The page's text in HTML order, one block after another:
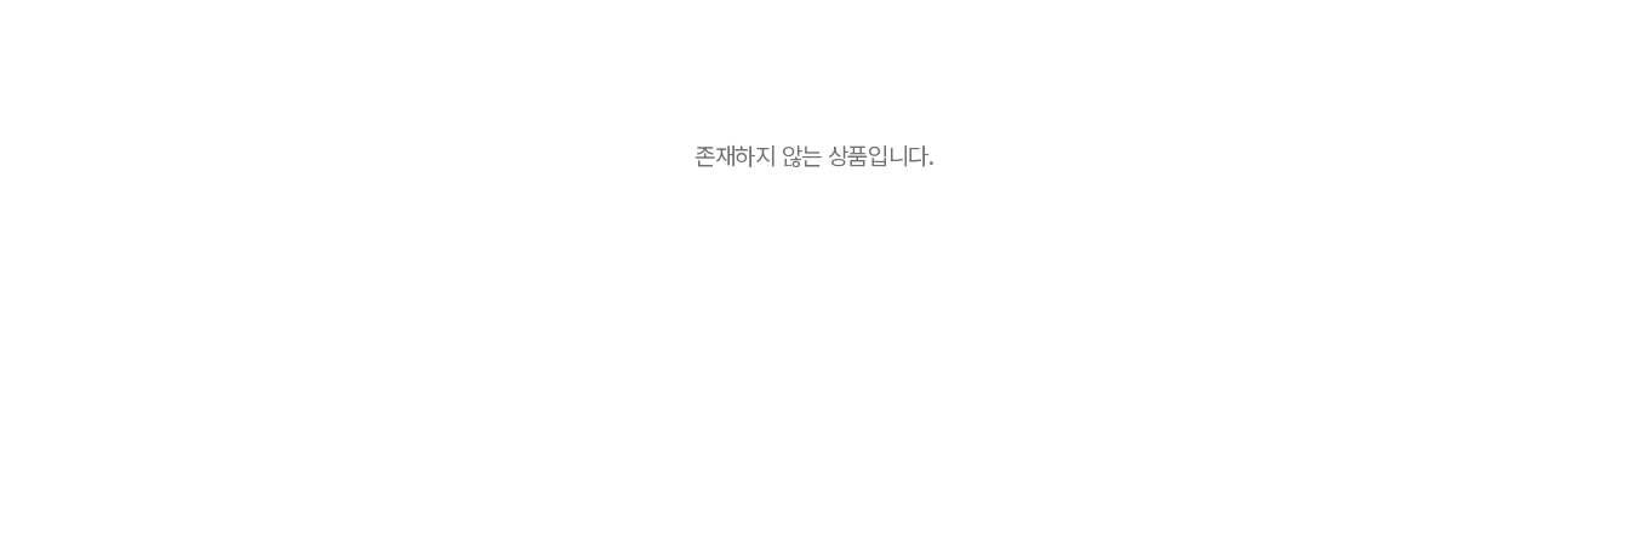
존재하지 않는 상품입니다.